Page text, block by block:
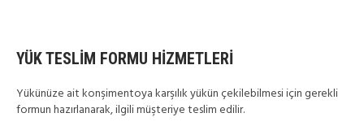
YÜK TESLİM FORMU HİZMETLERİ
Yükünüze ait konşimentoya karşılık yükün çekilebilmesi için gerekli
formun hazırlanarak, ilgili müşteriye teslim edilir.